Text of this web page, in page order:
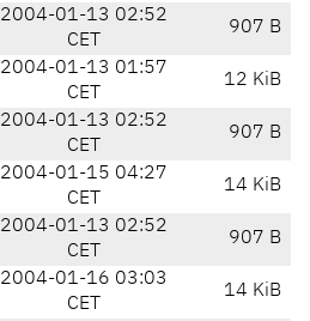
2004-01-13 02:52
CET
907 B
2004-01-13 01:57
CET
12 KiB
2004-01-13 02:52
CET
907 B
2004-01-15 04:27
CET
14 KiB
2004-01-13 02:52
CET
907 B
2004-01-16 03:03
CET
14 KiB